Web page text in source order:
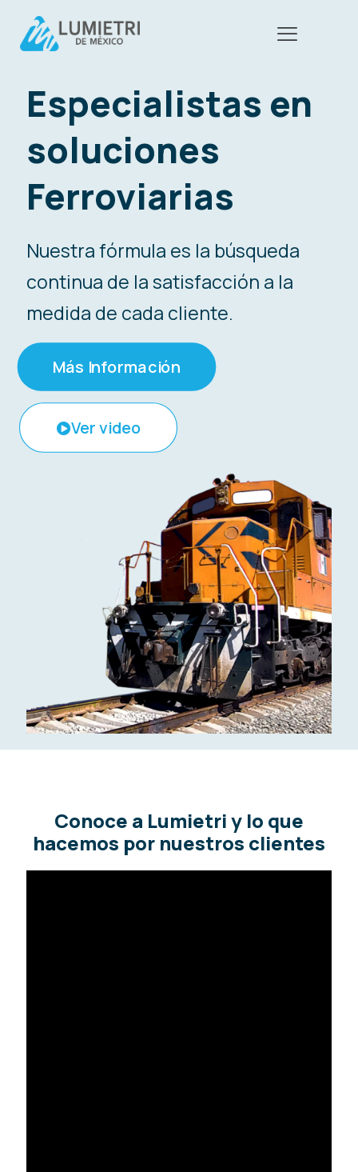
Especialistas en
soluciones
Ferroviarias
Nuestra fórmula es la búsqueda
continua de la satisfacción a la
medida de cada cliente.
Más Información
Ver video
Conoce a Lumietri y lo que
hacemos por nuestros clientes